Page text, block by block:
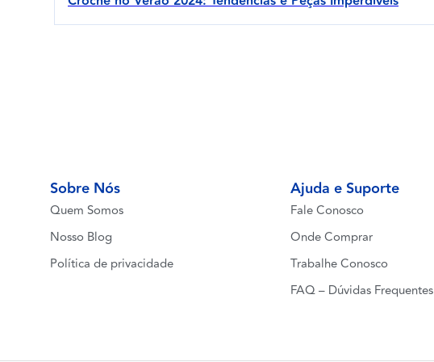
Sobre Nós
Quem Somos
Nosso Blog
Política de privacidade
Ajuda e Suporte
Fale Conosco
Onde Comprar
Trabalhe Conosco
FAQ – Dúvidas Frequentes